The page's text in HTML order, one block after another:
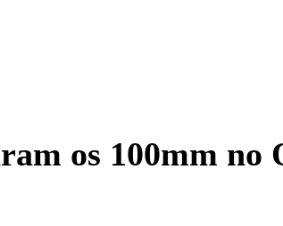
os 100mm no